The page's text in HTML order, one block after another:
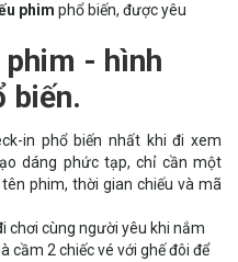
phim phổ biến, được yêu
phim - hình
biến.
in phổ biến nhất khi đi xem
dáng phức tạp, chỉ cần một
phim, thời gian chiếu và mã
chơi cùng người yêu khi nắm
cầm 2 chiếc vé với ghế đôi để